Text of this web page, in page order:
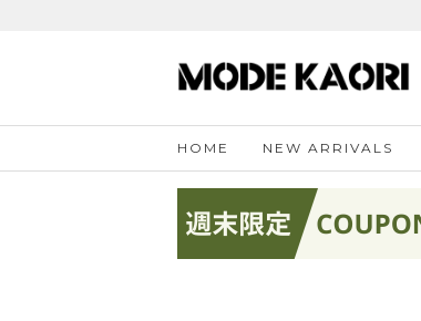
HOME NEW ARRIVALS